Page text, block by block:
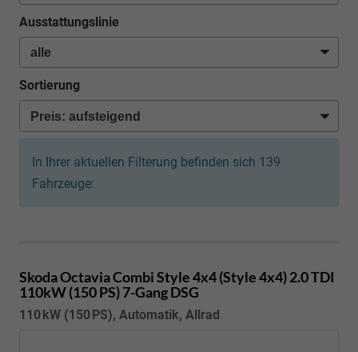
Ausstattungslinie
Sortierung
In Ihrer aktuellen Filterung befinden sich 139
Fahrzeuge:
Skoda Octavia CombiStyle 4x4 (Style 4x4) 2.0 TDI
110kW (150 PS) 7-Gang DSG
110 kW (150 PS), Automatik, Allrad